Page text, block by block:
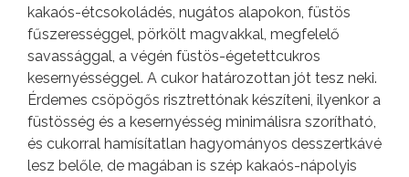
kakaós-étcsokoládés, nugátos alapokon, füstös
fűszerességgel, pörkölt magvakkal, megfelelő
savassággal, a végén füstös-égetettcukros
kesernyésséggel. A cukor határozottan jót tesz neki.
Érdemes csöpögős risztrettónak készíteni, ilyenkor a
füstösség és a kesernyésség minimálisra szorítható,
és cukorral hamísítatlan hagyományos desszertkávé
lesz belőle, de magában is szép kakaós-nápolyis